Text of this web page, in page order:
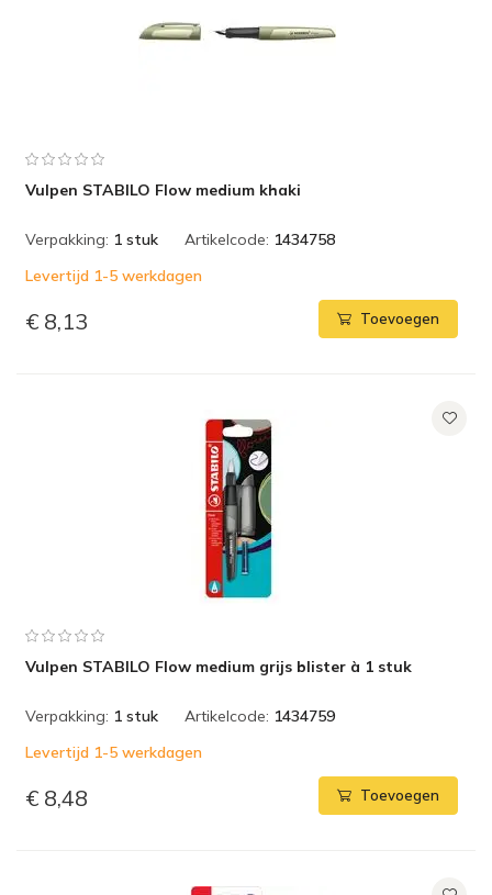
Vulpen STABILO Flow medium khaki
Verpakking: 1 stuk Artikelcode: 1434758
Levertijd 1-5 werkdagen
€ 8,13 Toevoegen
Vulpen STABILO Flow medium grijs blister à 1 stuk
Verpakking: 1 stuk Artikelcode: 1434759
Levertijd 1-5 werkdagen
€ 8,48 Toevoegen